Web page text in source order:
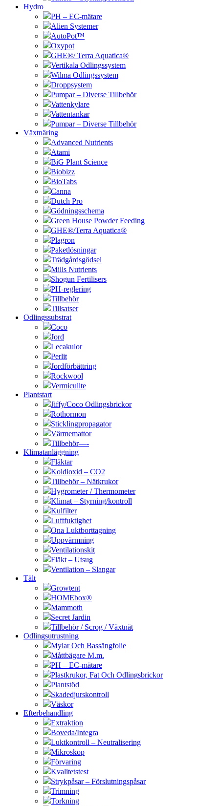
Hydro
PH – EC-mätare
Alien Systemer
AutoPot™
Oxypot
GHE®/ Terra Aquatica®
Vertikala Odlingssystem
Wilma Odlingssystem
Droppsystem
Pumpar – Diverse Tillbehör
Vattenkylare
Vattentankar
Pumpar – Diverse Tillbehör
Växtnäring
Advanced Nutrients
Atami
BiG Plant Science
Biobizz
BioTabs
Canna
Dutch Pro
Gödningsschema
Green House Powder Feeding
GHE®/Terra Aquatica®
Plagron
Paketlösningar
Trädgårdsgödsel
Mills Nutrients
Shogun Fertilisers
PH-reglering
Tillbehör
Tillsatser
Odlingssubstrat
Coco
Jord
Lecakulor
Perlit
Jordförbättring
Rockwool
Vermiculite
Plantstart
Jiffy/Coco Odlingsbrickor
Rothormon
Sticklingpropagator
Värmemattor
Tillbehör—-
Klimatanläggning
Fläktar
Koldioxid – CO2
Tillbehör – Nätkrukor
Hygrometer / Thermometer
Klimat – Styrning/kontroll
Kulfilter
Luftfuktighet
Ona Luktborttagning
Uppvärmning
Ventilationskit
Fläkt – Utsug
Ventilation – Slangar
Tält
Growtent
HOMEbox®
Mammoth
Secret Jardin
Tillbehör / Scrog / Växtnät
Odlingsutrustning
Mylar Och Bassängfolie
Måttbägare M.m.
PH – EC-mätare
Plastkrukor, Fat Och Odlingsbrickor
Plantstöd
Skadedjurskontroll
Väskor
Efterbehandling
Extraktion
Boveda/Integra
Luktkontroll – Neutralisering
Mikroskop
Förvaring
Kvalitetstest
Strykpåsar – Förslutningspåsar
Trimning
Torkning